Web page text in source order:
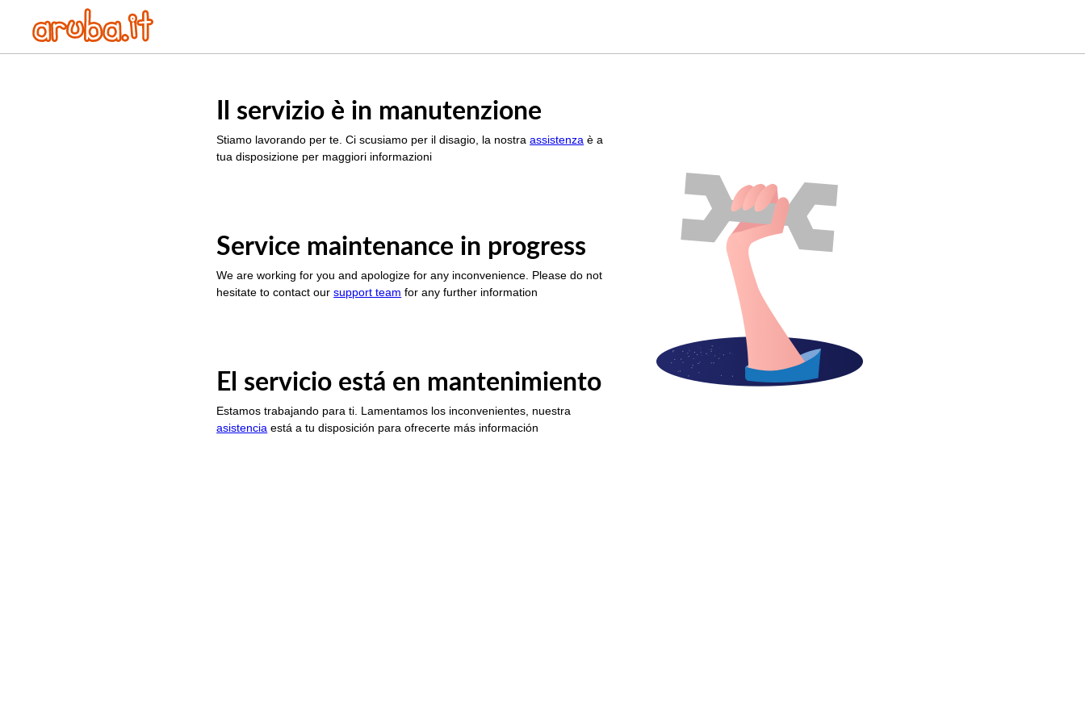
Il servizio è in manutenzione
Stiamo lavorando per te. Ci scusiamo per il disagio, la nostraassistenza è a
tua disposizione per maggiori informazioni
Service maintenance in progress
We are working for you and apologize for any inconvenience. Please do not
hesitate to contact oursupport team for any further information
El servicio está en mantenimiento
Estamos trabajando para ti. Lamentamos los inconvenientes, nuestra
asistencia está a tu disposición para ofrecerte más información